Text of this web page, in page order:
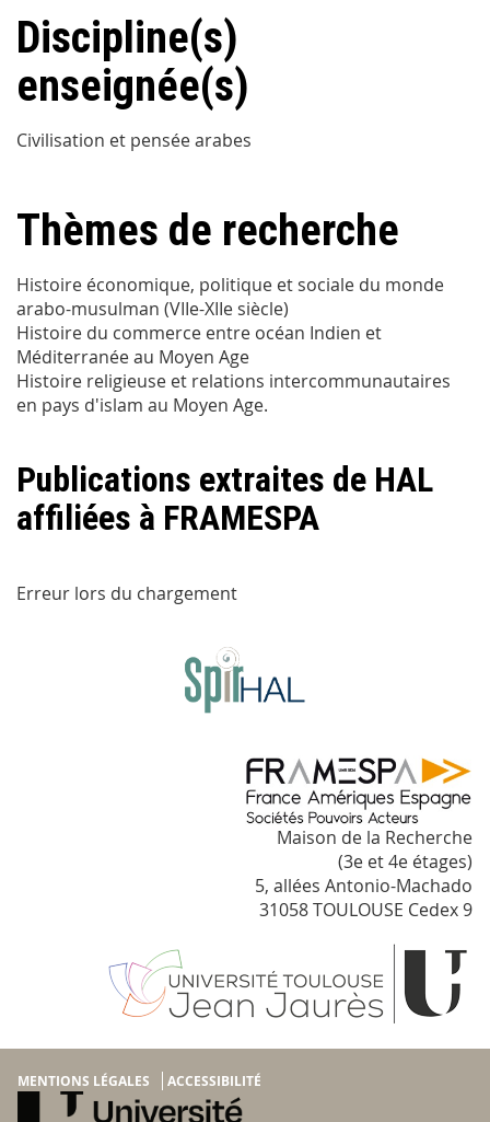
Discipline(s)
enseignée(s)
Civilisation et pensée arabes
Thèmes de recherche
Histoire économique, politique et sociale du monde
arabo-musulman (VIIe-XIIe siècle)
Histoire du commerce entre océan Indien et
Méditerranée au Moyen Age
Histoire religieuse et relations intercommunautaires
en pays d'islam au Moyen Age.
Publications extraites de HAL
affiliées à FRAMESPA
Erreur lors du chargement
Maison de la Recherche
(3e et 4e étages)
5, allées Antonio-Machado
31058 TOULOUSE Cedex 9
MENTIONS LÉGALES ACCESSIBILITÉ